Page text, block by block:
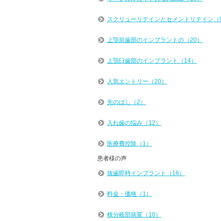
スクリューリテインとセメントリテイン（
上顎前歯部のインプラントの（20）
上顎臼歯部のインプラント（14）
人気エントリー（20）
先のばし（2）
入れ歯の悩み（12）
医療費控除（1）
患者様の声
抜歯即時インプラント（16）
料金・価格（1）
根分岐部病変（10）